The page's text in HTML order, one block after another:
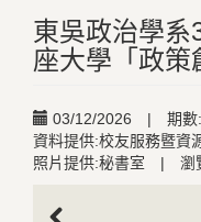
東吳政治學系
座大學「政策
03/12/2026 | 期數
資料提供:校友服務暨資
照片提供:秘書室
| 瀏